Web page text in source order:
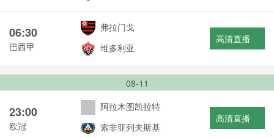
06:30
巴西甲
弗拉门戈
维多利亚
高清直播
08-11
23:00
欧冠
阿拉木图凯拉特
索非亚列夫斯基
高清直播